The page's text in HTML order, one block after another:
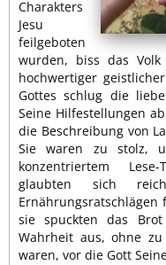
Charakters
Jesu
feilgeboten
wurden, biss das
hochwertiger
Gottes schlug die
Seine Hilfestellungen
die Beschreibung von
Sie waren zu stolz,
konzentriertem
glaubten sich
Ernährungsratschlägen
sie spuckten das
Wahrheit aus, ohne
waren, vor die Gott